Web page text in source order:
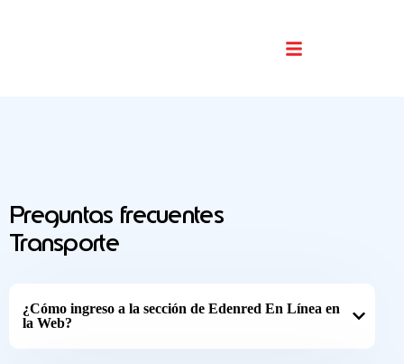
Preguntas frecuentes
Transporte
¿Cómo ingreso a la sección de Edenred En Línea en
la Web?